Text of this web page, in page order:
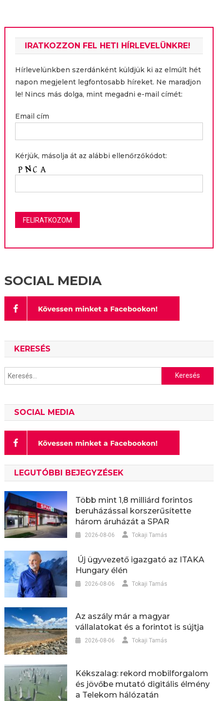
IRATKOZZON FEL HETI HÍRLEVELÜNKRE!
Hírlevelünkben szerdánként küldjük ki az elmúlt hét
napon megjelent legfontosabb híreket. Ne maradjon
le! Nincs más dolga, mint megadni e-mail címét:
Email cím
Kérjük, másolja át az alábbi ellenőrzőkódot:
SOCIAL MEDIA
KERESÉS
Keresés:
SOCIAL MEDIA
LEGUTÓBBI BEJEGYZÉSEK
Több mint 1,8 milliárd forintos
beruházással korszerűsítette
három áruházát a SPAR
2026-08-06 Tokaji Tamás
Új ügyvezető igazgató az ITAKA
Hungary élén
2026-08-06 Tokaji Tamás
Az aszály már a magyar
vállalatokat és a forintot is sújtja
2026-08-06 Tokaji Tamás
Kékszalag: rekord mobilforgalom
és jövőbe mutató digitális élmény
a Telekom hálózatán